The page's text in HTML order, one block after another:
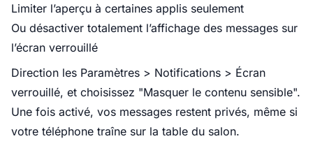
Limiter l’aperçu à certaines applis seulement
Ou désactiver totalement l’affichage des messages sur
l’écran verrouillé
Direction les Paramètres > Notifications > Écran
verrouillé, et choisissez "Masquer le contenu sensible".
Une fois activé, vos messages restent privés, même si
votre téléphone traîne sur la table du salon.